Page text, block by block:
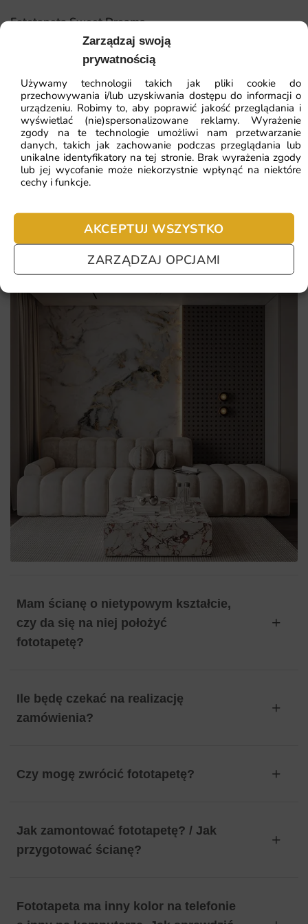
Zarządzaj swoją
prywatnością
Używamy technologii takich jak pliki cookie do
przechowywania i/lub uzyskiwania dostępu do informacji o
urządzeniu. Robimy to, aby poprawić jakość przeglądania i
wyświetlać (nie)spersonalizowane reklamy. Wyrażenie
zgody na te technologie umożliwi nam przetwarzanie
danych, takich jak zachowanie podczas przeglądania lub
unikalne identyfikatory na tej stronie. Brak wyrażenia zgody
lub jej wycofanie może niekorzystnie wpłynąć na niektóre
cechy i funkcje.
AKCEPTUJ WSZYSTKO
ZARZĄDZAJ OPCJAMI
Wysoka jakość druku, zapewniająca trwałość i estetykę.
Łatwy montaż i możliwość dostosowania wymiarów do
ściany.
Uniwersalny design, pasujący zarówno dla chłopców, jak i
dziewczynek.
Fototapeta Sweet Dreams
64.51zł
Najniższa cena z 30 dni:41.93 zł
ZOBACZ WSZYSTKIE
Najczęściej zadawane pytania
nie chcesz czekać – sprawdź najczęściej zadawane pytania.
Mam ścianę o nietypowym kształcie,
czy da się na niej położyć
fototapetę?
Ile będę czekać na realizację
zamówienia?
Czy mogę zwrócić fototapetę?
Jak zamontować fototapetę? / Jak
przygotować ścianę?
Fototapeta ma inny kolor na telefonie